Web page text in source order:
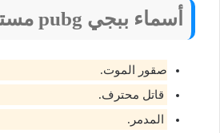
أسماء ببجي pubg مستعارة مشوقة
صقور الموت​.
قاتل محترف​.
المدمر​.